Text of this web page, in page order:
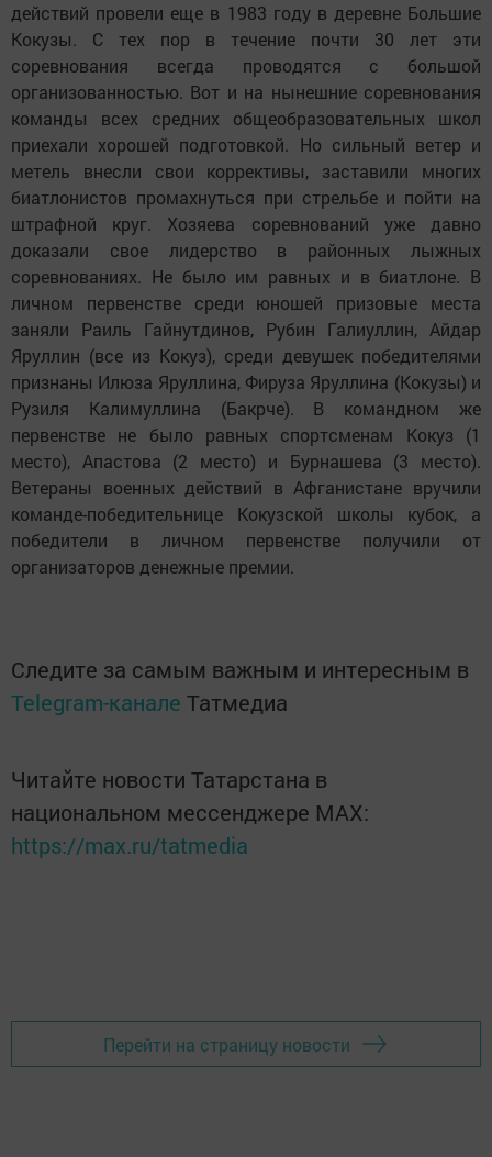
действий провели еще в 1983 году в деревне Большие
Кокузы. С тех пор в течение почти 30 лет эти
соревнования всегда проводятся с большой
организованностью. Вот и на нынешние соревнования
команды всех средних общеобразовательных школ
приехали хорошей подготовкой. Но сильный ветер и
метель внесли свои коррективы, заставили многих
биатлонистов промахнуться при стрельбе и пойти на
штрафной круг. Хозяева соревнований уже давно
доказали свое лидерство в районных лыжных
соревнованиях. Не было им равных и в биатлоне. В
личном первенстве среди юношей призовые места
заняли Раиль Гайнутдинов, Рубин Галиуллин, Айдар
Яруллин (все из Кокуз), среди девушек победителями
признаны Илюза Яруллина, Фируза Яруллина (Кокузы) и
Рузиля Калимуллина (Бакрче). В командном же
первенстве не было равных спортсменам Кокуз (1
место), Апастова (2 место) и Бурнашева (3 место).
Ветераны военных действий в Афганистане вручили
команде-победительнице Кокузской школы кубок, а
победители в личном первенстве получили от
организаторов денежные премии.
Следите за самым важным и интересным в
Telegram-канале Татмедиа
Читайте новости Татарстана в
национальном мессенджере MАХ:
https://max.ru/tatmedia
Перейти на страницу новости